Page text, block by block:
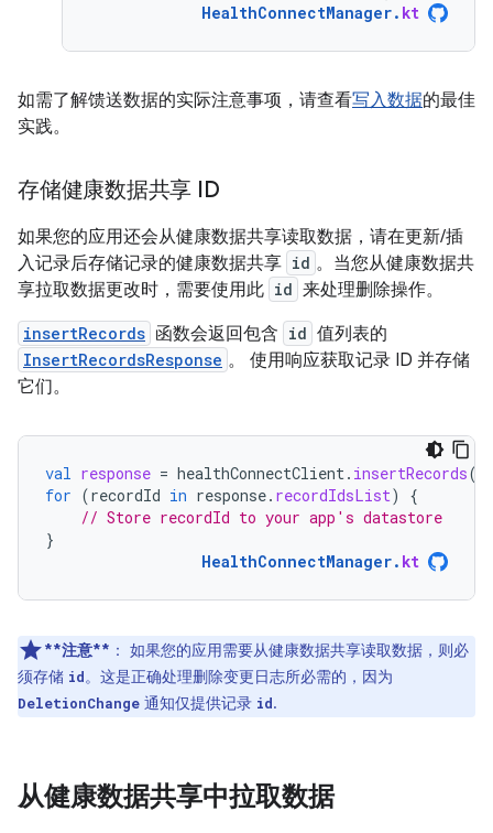
HealthConnectManager. kt
如需了解馈送数据的实际注意事项，请查看写入数据的最佳
实践。
存储健康数据共享 ID
如果您的应用还会从健康数据共享读取数据，请在更新/插
入记录后存储记录的健康数据共享 id 。当您从健康数据共
享拉取数据更改时，需要使用此 id 来处理删除操作。
insertRecords 函数会返回包含 id 值列表的
InsertRecordsResponse 。 使用响应获取记录 ID 并存储
它们。
val response = healthConnectClient. insertRecords(
for (recordId in response. recordIdsList)
{
// Store recordId to your app's datastore
}
HealthConnectManager. kt
**注意** ： 如果您的应用需要从健康数据共享读取数据，则必
须存储 id。这是正确处理删除变更日志所必需的，因为
DeletionChange 通知仅提供记录 id.
从健康数据共享中拉取数据